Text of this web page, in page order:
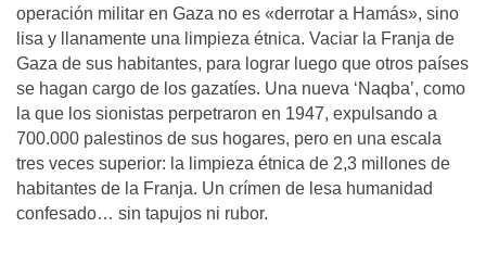
operación militar en Gaza no es «derrotar a Hamás», sino
lisa y llanamente una limpieza étnica. Vaciar la Franja de
Gaza de sus habitantes, para lograr luego que otros países
se hagan cargo de los gazatíes. Una nueva ‘Naqba’, como
la que los sionistas perpetraron en 1947, expulsando a
700.000 palestinos de sus hogares, pero en una escala
tres veces superior: la limpieza étnica de 2,3 millones de
habitantes de la Franja. Un crímen de lesa humanidad
confesado… sin tapujos ni rubor.